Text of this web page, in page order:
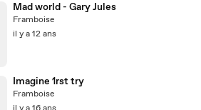
Mad world - Gary Jules
Framboise
il y a 12 ans
Imagine 1rst try
Framboise